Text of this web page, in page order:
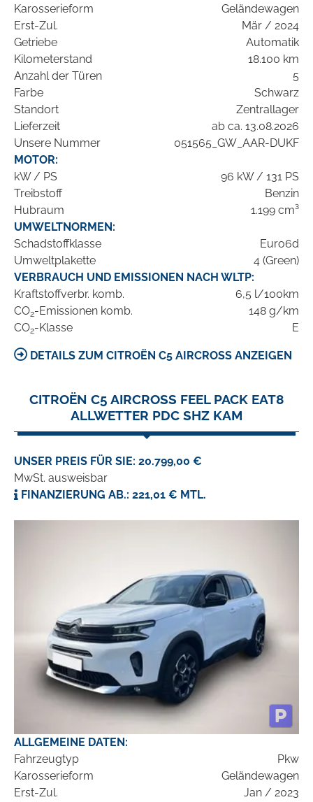
Karosserieform
Geländewagen
Erst-Zul.
Mär / 2024
Getriebe
Automatik
Kilometerstand
18.100 km
Anzahl der Türen
5
Farbe
Schwarz
Standort
Zentrallager
Lieferzeit
ab ca. 13.08.2026
Unsere Nummer
051565_GW_AAR-DUKF
MOTOR:
kW / PS
96 kW / 131 PS
Treibstoff
Benzin
Hubraum
1.199 cm³
UMWELTNORMEN:
Schadstoffklasse
Euro6d
Umweltplakette
4 (Green)
VERBRAUCH UND EMISSIONEN NACH WLTP:
Kraftstoffverbr. komb.
6,5 l/100km
CO2-Emissionen komb.
148 g/km
CO2-Klasse E
DETAILS ZUM CITROËN C5 AIRCROSS ANZEIGEN
CITROËN C5 AIRCROSS FEEL PACK EAT8
ALLWETTER PDC SHZ KAM
UNSER PREIS FÜR SIE: 20.799,00 €
MwSt. ausweisbar
FINANZIERUNG AB.: 221,01 € MTL.
ALLGEMEINE DATEN:
Fahrzeugtyp
Pkw
Karosserieform
Geländewagen
Erst-Zul.
Jan / 2023